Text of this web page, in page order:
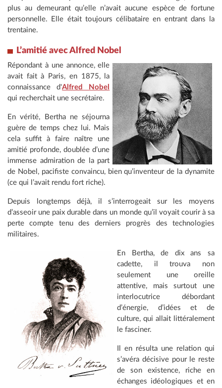
plus au demeurant qu’elle n’avait aucune espèce de fortune
personnelle. Elle était toujours célibataire en entrant dans la
trentaine.
L’amitié avec Alfred Nobel
Répondant à une annonce, elle
avait fait à Paris, en 1875, la
connaissance d'Alfred Nobel
qui recherchait une secrétaire.
En vérité, Bertha ne séjourna
guère de temps chez lui. Mais
cela suffit à faire naître une
amitié profonde, doublée d’une
immense admiration de la part
de Nobel, pacifiste convaincu, bien qu’inventeur de la dynamite
(ce qui l’avait rendu fort riche).
Depuis longtemps déjà, il s’interrogeait sur les moyens
d’asseoir une paix durable dans un monde qu’il voyait courir à sa
perte compte tenu des derniers progrès des technologies
militaires.
En Bertha, de dix ans sa
cadette, il trouva non
seulement une oreille
attentive, mais surtout une
interlocutrice débordant
d’énergie, d’idées et de
culture, qui allait littéralement
le fasciner.
Il en résulta une relation qui
s’avéra décisive pour le reste
de son existence, riche en
échanges idéologiques et en